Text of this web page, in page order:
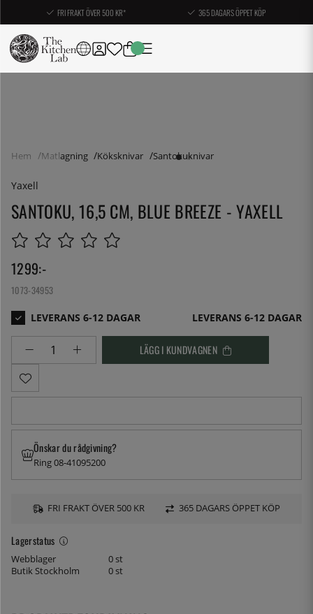
FRI FRAKT ÖVER 500 KR* 365 DAGARS ÖPPET KÖP
Hem Matlagning Köksknivar Santokuknivar
Yaxell
SANTOKU, 16,5 CM, BLUE BREEZE - YAXELL
1299:-
1073-34953
LEVERANS 6-12 DAGAR
LÄGG I KUNDVAGNEN
Lagerstatus
Webblager
0 st
Butik Stockholm
0 st
Önskar du rådgivning?
Ring 08-41095200
FRI FRAKT ÖVER 500 KR 365 DAGARS ÖPPET KÖP